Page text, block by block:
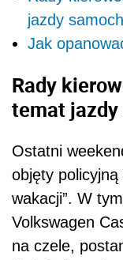
jazdy
Jak
Rady
temat
Ostatni
objęty
wakacji”. W
Volkswagen
na czele,